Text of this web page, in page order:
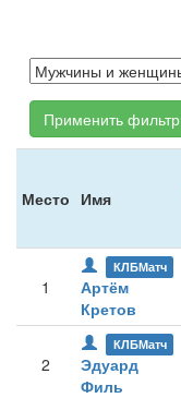
Применить фильтр
Место Имя
1
КЛБМатч
Артём
Кретов
2
КЛБМатч
Эдуард
Филь